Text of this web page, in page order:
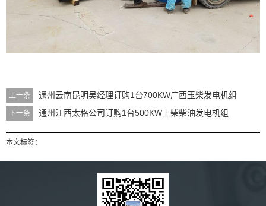
上一条 通州云南昆明吴经理订购1台700KW广西玉柴发电机组
下一条 通州江西太格公司订购1台500KW上柴柴油发电机组
本文标签：